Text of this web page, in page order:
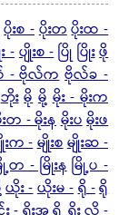
ပိုးစ -ပိုးတပိုးထ -
-ပျိုးစ -ပြို ပြိုးဖို
- ဗိုလ်က ဗိုလ်ခ -
ဘိုး မို မို့ မိုး - မိုးက
တ - မိုးနမိုးပမိုးဖ
းက -မျိုးစမျိုးဆ -
တ - မြိုးန မြို့ပ -
ယိုး -ယိုးမ -ရို -ရို